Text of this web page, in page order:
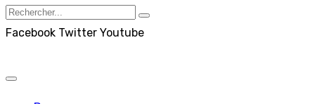
Facebook Twitter Youtube